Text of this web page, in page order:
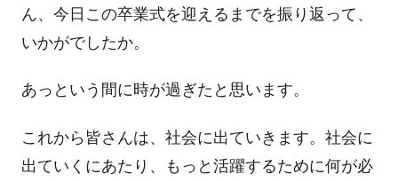
ん、今日この卒業式を迎えるまでを振り返って、
いかがでしたか。
あっという間に時が過ぎたと思います。
これから皆さんは、社会に出ていきます。社会に
出ていくにあたり、もっと活躍するために何が必